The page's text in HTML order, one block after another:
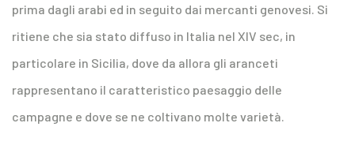
prima dagli arabi ed in seguito dai mercanti genovesi. Si
ritiene che sia stato diffuso in Italia nel XIV sec, in
particolare in Sicilia, dove da allora gli aranceti
rappresentano il caratteristico paesaggio delle
campagne e dove se ne coltivano molte varietà.